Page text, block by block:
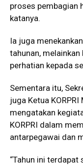
proses pembagian
katanya.
Ia juga
tahunan,
perhatian kepada
Sementara itu,
juga Ketua
mengatakan
KORPRI dalam
antarpegawai dan
“Tahun ini terdapat